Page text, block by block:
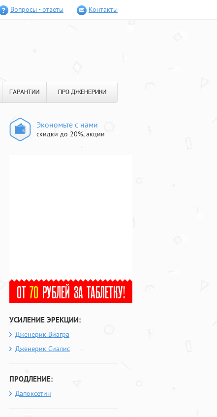
Вопросы - ответы Контакты
ГАРАНТИИ ПРО ДЖЕНЕРИКИ
Экономьте с нами
скидки до 20%, акции
УСИЛЕНИЕ ЭРЕКЦИИ:
Дженерик Виагра
Дженерик Сиалис
ПРОДЛЕНИЕ:
Дапоксетин